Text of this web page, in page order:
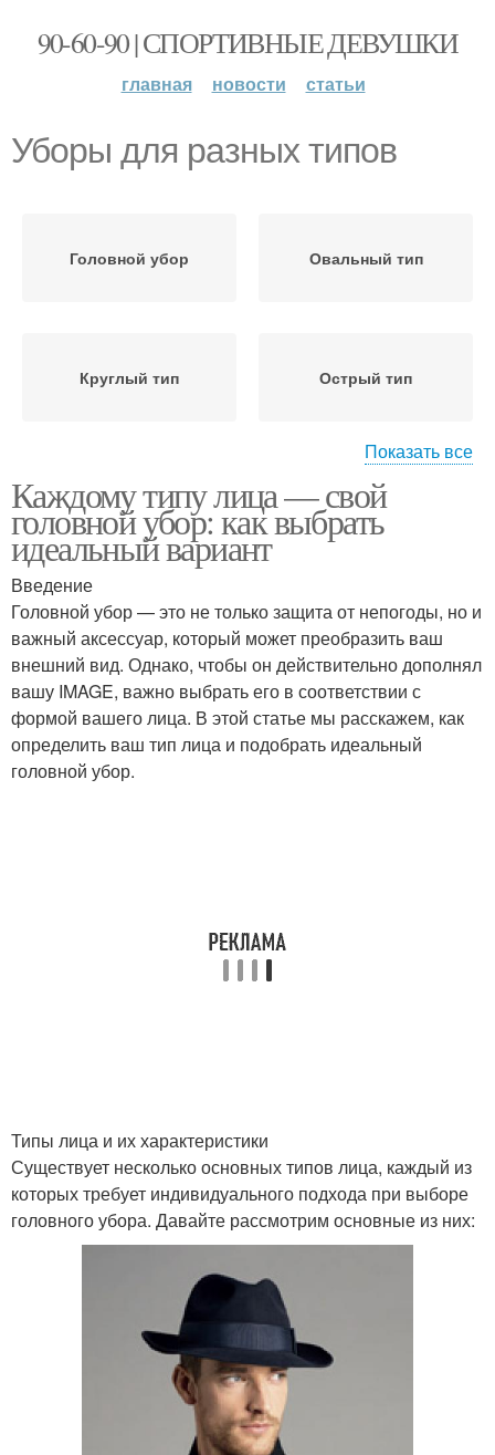
90-60-90 | СПОРТИВНЫЕ ДЕВУШКИ
главная новости статьи
Уборы для разных типов
Головной убор Овальный тип
Круглый тип Острый тип
Квадратный тип Головные уборы
Убор в зависимости Уборы с прическами
Убор для типа Основные типы
Показать все
Каждому типу лица — свой
головной убор: как выбрать
идеальный вариант
Введение
Головной убор — это не только защита от непогоды, но и
важный аксессуар, который может преобразить ваш
внешний вид. Однако, чтобы он действительно дополнял
вашу IMAGE, важно выбрать его в соответствии с
формой вашего лица. В этой статье мы расскажем, как
определить ваш тип лица и подобрать идеальный
головной убор.
Типы лица и их характеристики
Существует несколько основных типов лица, каждый из
которых требует индивидуального подхода при выборе
головного убора. Давайте рассмотрим основные из них: